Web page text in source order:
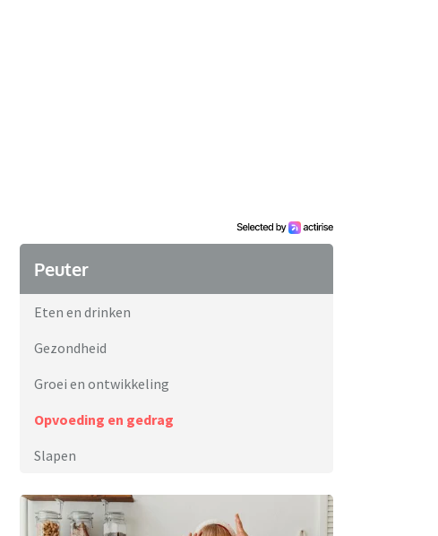
Peuter
Eten en drinken
Gezondheid
Groei en ontwikkeling
Opvoeding en gedrag
Slapen